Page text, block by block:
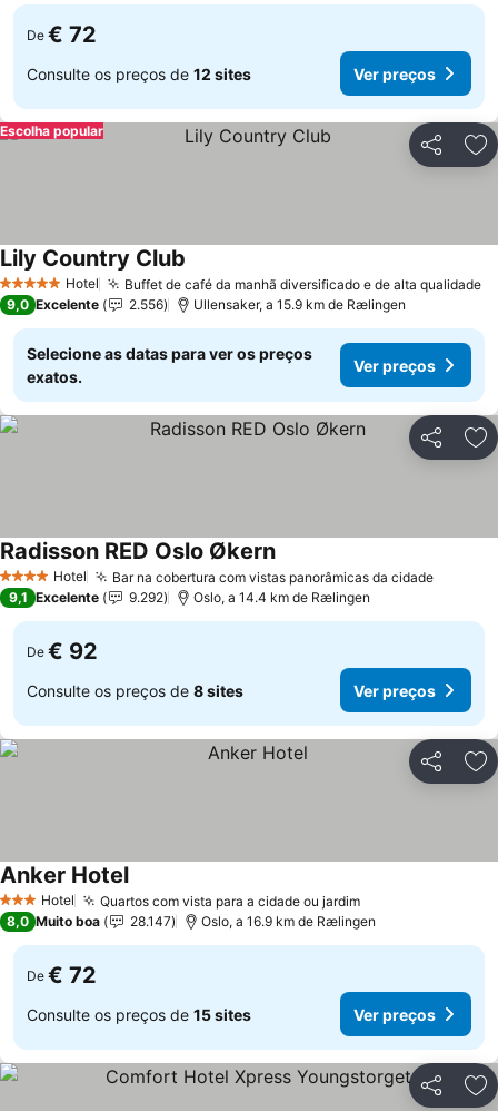
De € 72
Consulte os preços de 12 sites Ver preços
Partilhar
Escolha popular
5 Estrelas Hotel Buffet de café da manhã diversificado e de alta qualidade
Lily Country Club
9,0 Excelente 2.556 Ullensaker, a 15.9 km de Rælingen
Selecione as datas para ver os preços
exatos.
Ver preços
Partilhar
4 EstrelasHotel Bar na cobertura com vistas panorâmicas da cidade
Radisson RED Oslo Økern
9,1 Excelente 9.292 Oslo, a 14.4 km de Rælingen
De € 92
Consulte os preços de 8 sites Ver preços
Partilhar
3 EstrelasHotel Quartos com vista para a cidade ou jardim
Anker Hotel
8,0 Muito boa 28.147 Oslo, a 16.9 km de Rælingen
De € 72
Consulte os preços de 15 sites Ver preços
Partilhar